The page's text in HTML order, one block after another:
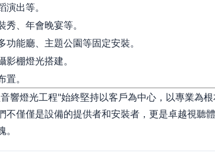
演出等。
秀、年會晚宴等。
功能廳、主題公園等固定安裝。
影棚燈光搭建。
。
響燈光工程"始終堅持以客戶為中心，以專業為
不僅僅是設備的提供者和安裝者，更是卓越視聽